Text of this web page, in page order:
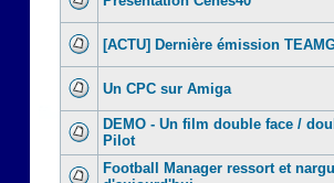
[ACTU] Dernière émission
Un CPC sur Amiga
DEMO - Un film double face /
Pilot
Football Manager ressort et